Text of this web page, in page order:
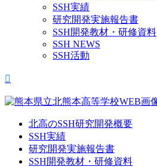
SSH実績
研究開発実施報告書
SSH開発教材・研修資料
SSH NEWS
SSH活動
北高のSSH研究開発概要
SSH実績
研究開発実施報告書
SSH開発教材・研修資料